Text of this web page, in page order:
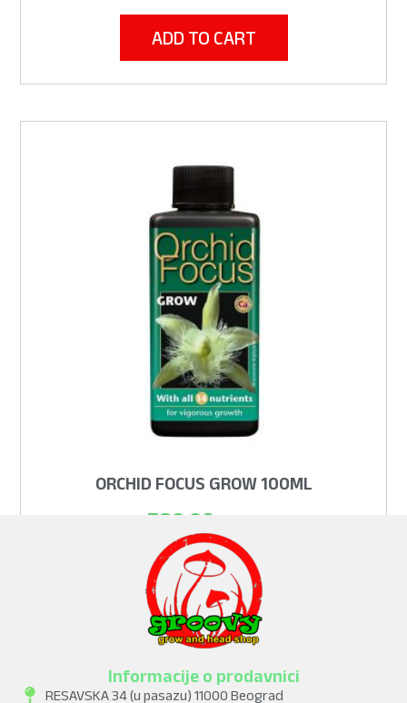
ADD TO CART
ORCHID FOCUS GROW 100ML
580,00
ADD TO CART
Informacije o prodavnici
RESAVSKA 34 (u pasazu) 11000 Beograd